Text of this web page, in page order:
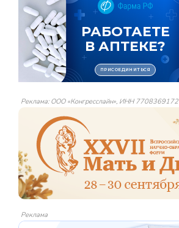
Реклама: ООО «Конгресслайн», ИНН 7708369172
Реклама